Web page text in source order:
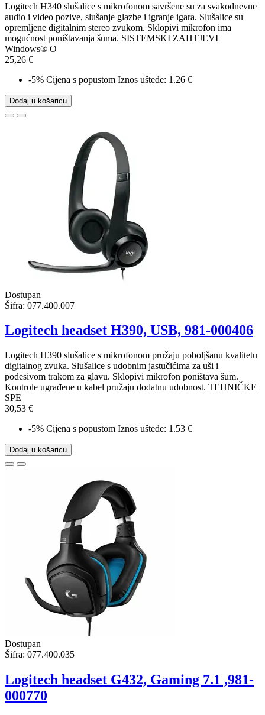
Logitech H340 slušalice s mikrofonom savršene su za svakodnevne
audio i video pozive, slušanje glazbe i igranje igara. Slušalice su
opremljene digitalnim stereo zvukom. Sklopivi mikrofon ima
mogućnost poništavanja šuma. SISTEMSKI ZAHTJEVI
Windows® O
25,26 €
-5% Cijena s popustom Iznos uštede: 1.26 €
Dodaj u košaricu
Dostupan
Šifra: 077.400.007
Logitech headset H390, USB, 981-000406
Logitech H390 slušalice s mikrofonom pružaju poboljšanu kvalitetu
digitalnog zvuka. Slušalice s udobnim jastučićima za uši i
podesivom trakom za glavu. Sklopivi mikrofon poništava šum.
Kontrole ugrađene u kabel pružaju dodatnu udobnost. TEHNIČKE
SPE
30,53 €
-5% Cijena s popustom Iznos uštede: 1.53 €
Dodaj u košaricu
Dostupan
Šifra: 077.400.035
Logitech headset G432, Gaming 7.1 ,981-
000770